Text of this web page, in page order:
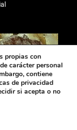
propias con
carácter personal
contiene
de privacidad
si acepta o no